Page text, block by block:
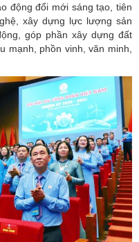
động đổi mới sáng tạo, tiên
xây dựng lực lượng sản
góp phần xây dựng đất
mạnh, phồn vinh, văn minh,